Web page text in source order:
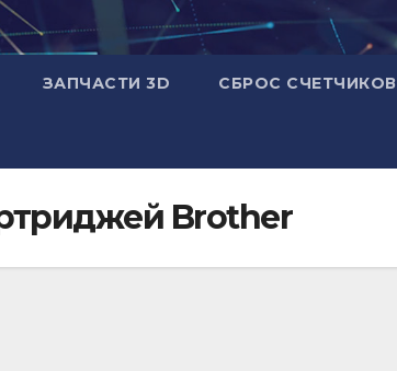
ЗАПЧАСТИ 3D СБРОС СЧЕТЧИКОВ
Brother